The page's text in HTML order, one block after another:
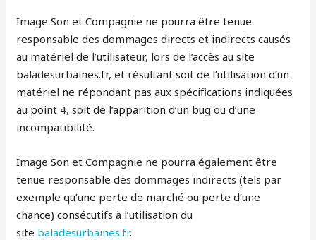
Image Son et Compagnie ne pourra être tenue
responsable des dommages directs et indirects causés
au matériel de l’utilisateur, lors de l’accès au site
baladesurbaines.fr, et résultant soit de l’utilisation d’un
matériel ne répondant pas aux spécifications indiquées
au point 4, soit de l’apparition d’un bug ou d’une
incompatibilité.
Image Son et Compagnie ne pourra également être
tenue responsable des dommages indirects (tels par
exemple qu’une perte de marché ou perte d’une
chance) consécutifs à l’utilisation du
site baladesurbaines.fr.